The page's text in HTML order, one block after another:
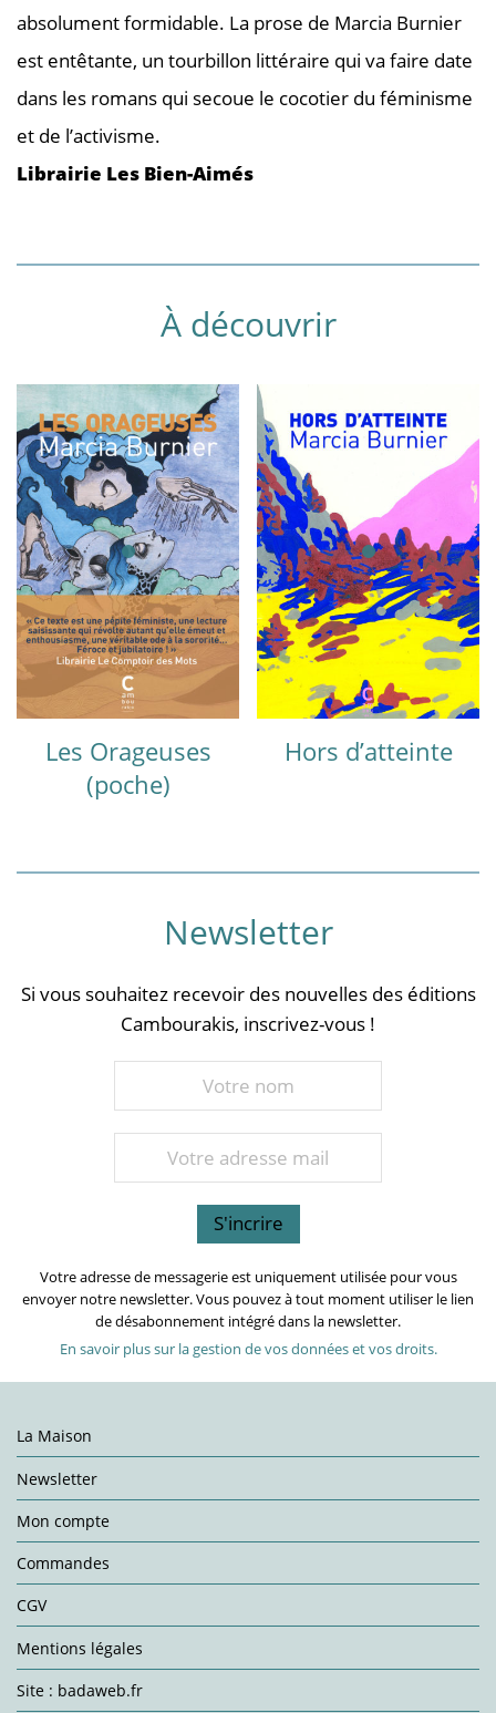
absolument formidable. La prose de Marcia Burnier
est entêtante, un tourbillon littéraire qui va faire date
dans les romans qui secoue le cocotier du féminisme
et de l’activisme.
Librairie Les Bien-Aimés
À découvrir
Les Orageuses
(poche)
Hors d’atteinte
Newsletter
Si vous souhaitez recevoir des nouvelles des éditions
Cambourakis, inscrivez-vous !
Votre adresse de messagerie est uniquement utilisée pour vous
envoyer notre newsletter. Vous pouvez à tout moment utiliser le lien
de désabonnement intégré dans la newsletter.
En savoir plus sur la gestion de vos données et vos droits.
La Maison
Newsletter
Mon compte
Commandes
CGV
Mentions légales
Site : badaweb.fr